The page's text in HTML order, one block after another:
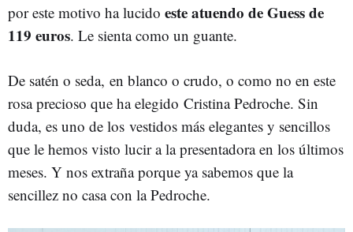
por este motivo ha lucido este atuendo de Guess de
119 euros. Le sienta como un guante.
De satén o seda, en blanco o crudo, o como no en este
rosa precioso que ha elegido Cristina Pedroche. Sin
duda, es uno de los vestidos más elegantes y sencillos
que le hemos visto lucir a la presentadora en los últimos
meses. Y nos extraña porque ya sabemos que la
sencillez no casa con la Pedroche.